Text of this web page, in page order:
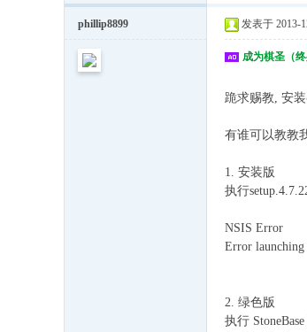
phillip8899 发表于 2013-
成为棋圣（
跪求赐教, 安装
有谁可以教教
1. 安装版
执行
NSIS Error
Error launching
2. 绿色版
执行